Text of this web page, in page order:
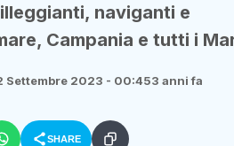
naviganti e
Campania e tutti i
Settembre 2023 - 00:453 anni fa
SHARE